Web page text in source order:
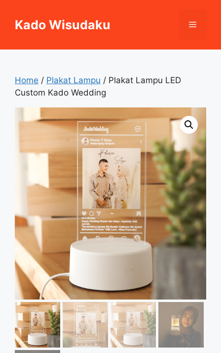
contentKado Wisudaku Menu
Home / Plakat Lampu / Plakat Lampu LED
Custom Kado Wedding